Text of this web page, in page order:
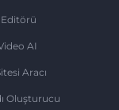
AI
Aracı
Oluşturucu